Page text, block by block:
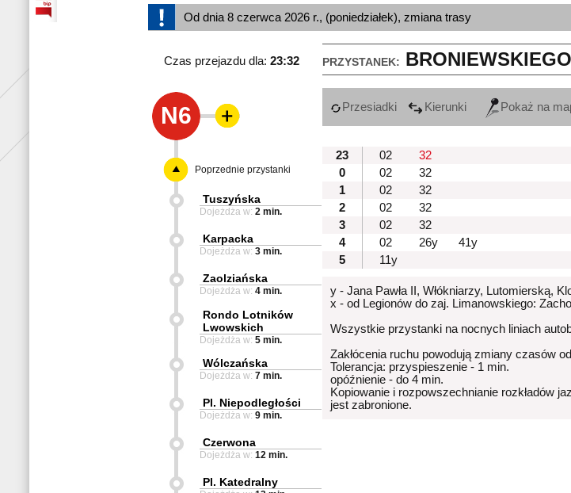
Od dnia 8 czerwca 2026 r., (poniedziałek), zmiana trasy
PRZYSTANEK:
Czas przejazdu dla: 23:32
N6 Przesiadki Kierunki Pokaż na
23
02
32
0
02
32
1
02
32
2
02
32
3
02
32
4
02 26y
41y
5
11y
y - Jana Pawła II, Włókniarzy, Lutomierską,
x - od Legionów do zaj. Limanowskiego:
Wszystkie przystanki na nocnych liniach
Zakłócenia ruchu powodują zmiany czasów
Tolerancja: przyspieszenie - 1 min.
opóźnienie - do 4 min.
Kopiowanie i rozpowszechnianie rozkładów
jest zabronione.
Poprzednie przystanki
Tuszyńska
Dojeżdża w: 2 min.
Karpacka
Dojeżdża w: 3 min.
Zaolziańska
Dojeżdża w: 4 min.
Rondo Lotników
Lwowskich
Dojeżdża w: 5 min.
Wólczańska
Dojeżdża w: 7 min.
Pl. Niepodległości
Dojeżdża w: 9 min.
Czerwona
Dojeżdża w: 12 min.
Pl. Katedralny